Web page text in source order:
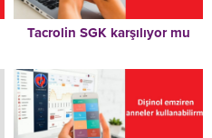
Tacrolin SGK karşılıyor mu